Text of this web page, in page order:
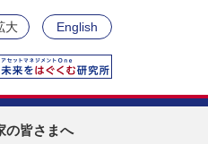
大 English
の皆さまへ